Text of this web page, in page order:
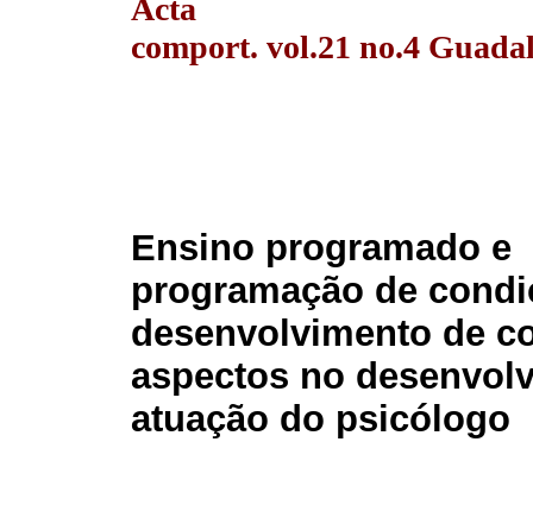
Acta
comport. vol.21 no.4
Ensino programado e
programação de
desenvolvimento de
aspectos no
atuação do psicólogo